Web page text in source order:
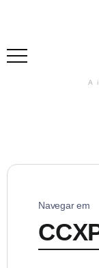
A
Navegar em